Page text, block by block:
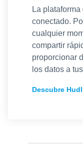
La
conectado.
cualquier
compartir
proporcionar
los datos a
Descubre Hudl